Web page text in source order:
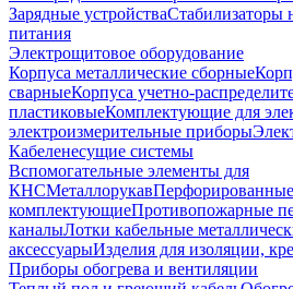
Зарядные устройстваСтабилизаторы
питания
Электрощитовое оборудование
Корпуса металлические сборные
сварныеКорпуса учетно-
пластиковыеКомплектующие для
электроизмерительные приборы
Кабеленесущие системы
Вспомогательные элементы для
КНСМеталлорукавПерфорированные
комплектующиеПротивопожарные
каналыЛотки кабельные
аксессуарыИзделия для изоляции,
Приборы обогрева и вентиляции